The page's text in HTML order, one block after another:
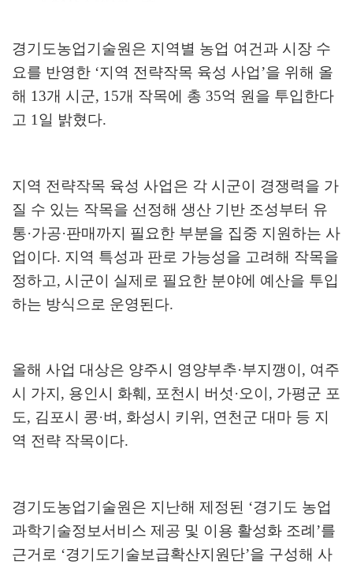
경기도농업기술원은 지역별 농업 여건과 시장 수
요를 반영한 ‘지역 전략작목 육성 사업’을 위해 올
해 13개 시군, 15개 작목에 총 35억 원을 투입한다
고 1 일 밝혔다.
지역 전략작목 육성 사업은 각 시군이 경쟁력을 가
질 수 있는 작목을 선정해 생산 기반 조성부터 유
통·가공·판매까지 필요한 부분을 집중 지원하는 사
업이다. 지역 특성과 판로 가능성을 고려해 작목을
정하고, 시군이 실제로 필요한 분야에 예산을 투입
하는 방식으로 운영된다.
올해 사업 대상은 양주시 영양부추·부지깽이 , 여주
시 가지 , 용인시 화훼 , 포천시 버섯 ·오이 , 가평군 포
도, 김포시 콩·벼 , 화성시 키위 , 연천군 대마 등 지
역 전략 작목이다.
경기도농업기술원은 지난해 제정된 ‘경기도 농업
과학기술정보서비스 제공 및 이용 활성화 조례 ’를
근거로 ‘경기도기술보급확산지원단’을 구성해 사